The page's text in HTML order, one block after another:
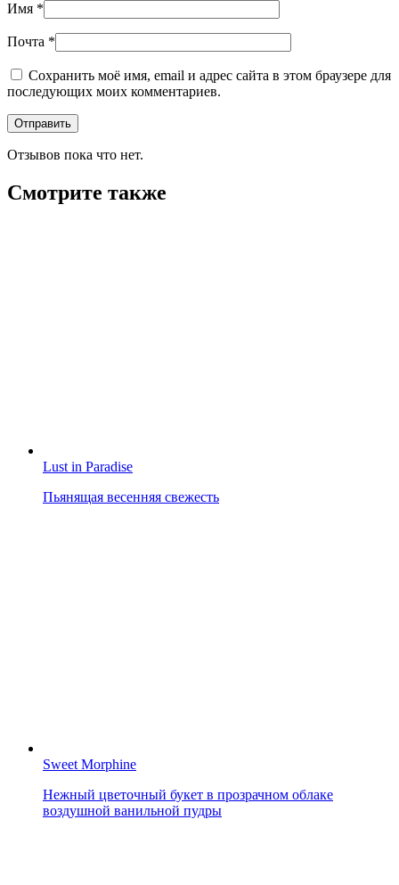
Имя *
Почта *
Сохранить моё имя, email и адрес сайта в этом браузере для
последующих моих комментариев.
Отзывов пока что нет.
Смотрите также
Lust in Paradise
Пьянящая весенняя свежесть
Sweet Morphine
Нежный цветочный букет в прозрачном облаке
воздушной ванильной пудры